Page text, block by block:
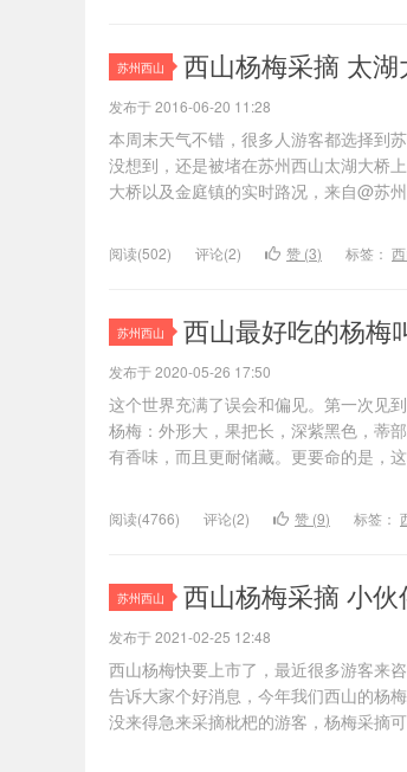
苏州西山 西山杨梅采摘 太
发布于 2016-06-20 11:28
本周末天气不错，很多人游客都选择到
没想到，还是被堵在苏州西山太湖大桥
大桥以及金庭镇的实时路况，来自@苏
阅读(502) 评论(2) 赞 (3) 标签：
苏州西山 西山最好吃的杨梅
发布于 2020-05-26 17:50
这个世界充满了误会和偏见。第一次见
杨梅：外形大，果把长，深紫黑色，蒂
有香味，而且更耐储藏。更要命的是，
阅读(4766) 评论(2) 赞 (9) 标签：
苏州西山 西山杨梅采摘 小
发布于 2021-02-25 12:48
西山杨梅快要上市了，最近很多游客来
告诉大家个好消息，今年我们西山的杨
没来得急来采摘枇杷的游客，杨梅采摘